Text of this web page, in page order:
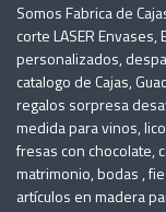
Somos Fabrica de
corte LASER
personalizados,
catalogo de Cajas,
regalos sorpresa
medida para vinos,
fresas con chocolate,
matrimonio, bodas ,
artículos en madera